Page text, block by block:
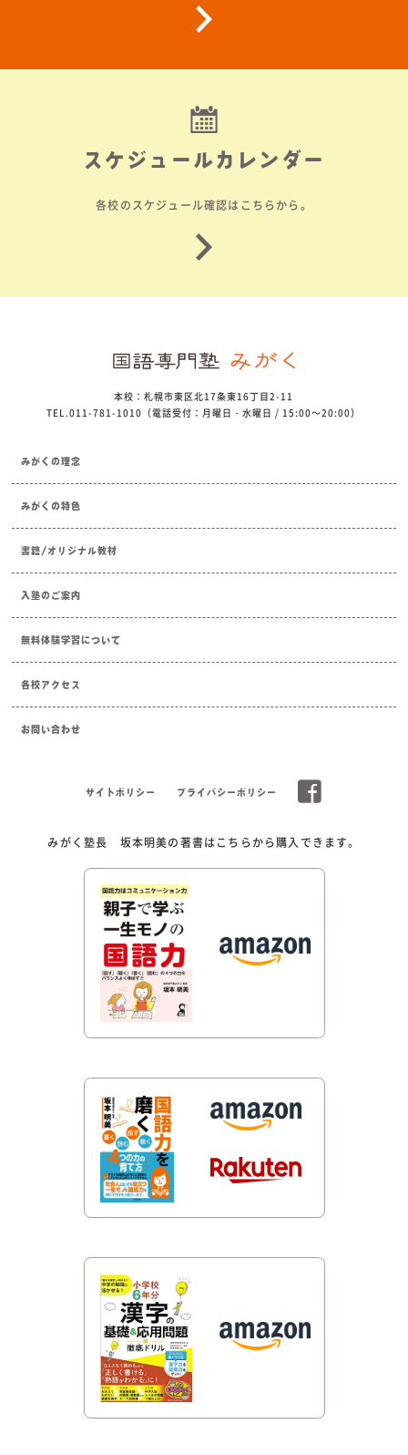
スケジュールカレンダー
各校のスケジュール確認はこちらから。
本校：札幌市東区北17条東16丁目2-11
TEL.011-781-1010（電話受付：月曜日・水曜日 / 15:00～20:00）
みがくの理念
みがくの特色
書籍/オリジナル教材
入塾のご案内
無料体験学習について
各校アクセス
お問い合わせ
サイトポリシー プライバシーポリシー
みがく塾長 坂本明美の著書はこちらから購入できます。